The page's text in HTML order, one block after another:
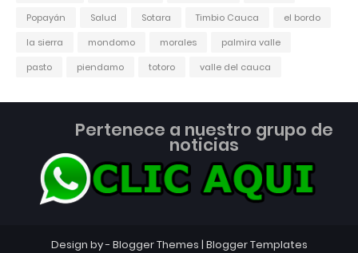
Popayán
Salud Sotara Timbio Cauca
el bordo
la sierra
mondomo morales
palmira valle
pasto
piendamo totoro valle del cauca
Pertenece a nuestro grupo de
noticias
Design by - Blogger Themes | Blogger Templates